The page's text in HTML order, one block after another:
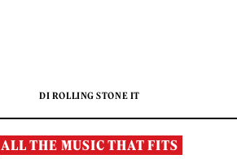
DI ROLLING STONE IT
ALL THE MUSIC THAT FITS